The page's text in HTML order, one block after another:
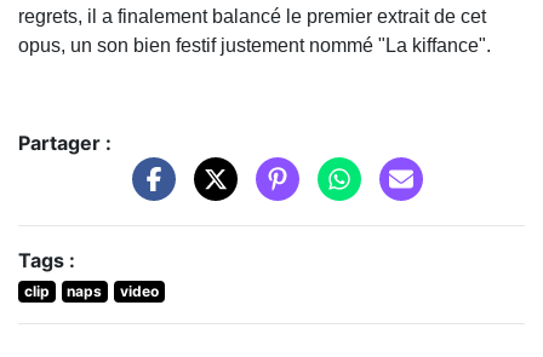
regrets, il a finalement balancé le premier extrait de cet
opus, un son bien festif justement nommé "La kiffance".
Partager :
Tags :
clip naps video